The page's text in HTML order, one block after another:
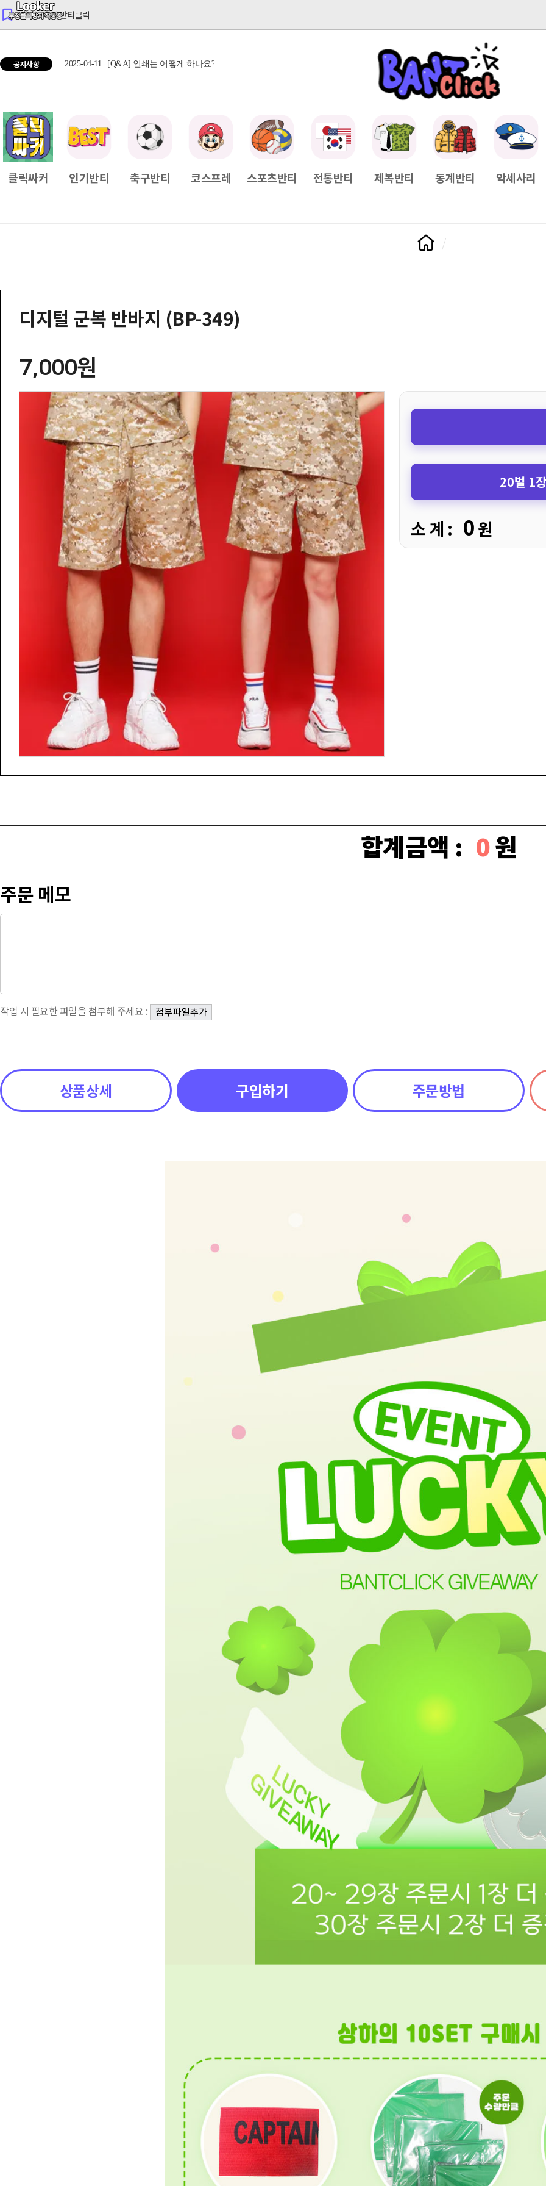
반티는 역시 반티클릭
공지사항 2025-04-11 [Q&A] 인쇄는 어떻게 하나요? [Q&A] 배송일정이 궁금하면? 2025-04-11 [Q&A] 나눠서
클릭싸커 인기반티 축구반티 코스프레 스포츠반티 전통반티 제복반티 동계반티 악세사리
디지털 군복 반바지 (BP-349)
7,000원
20벌 1
소 계 : 0원
합계금액 : 0원
주문 메모
작업 시 필요한 파일을 첨부해 주세요 :
상품상세 구입하기 주문방법